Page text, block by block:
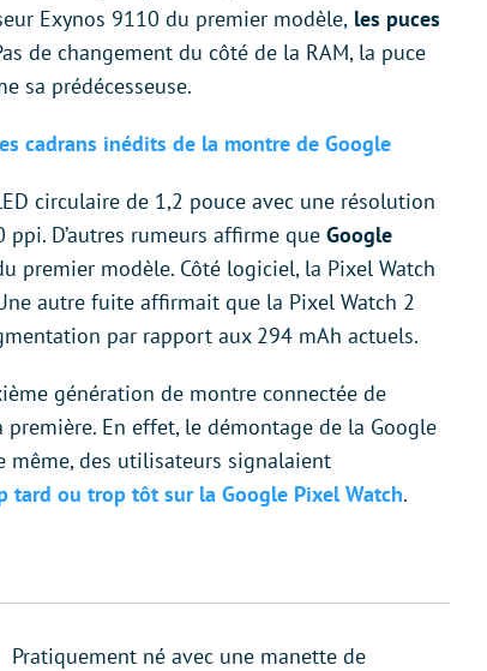
Exynos 9110 du premier modèle, les puces
de changement du côté de la RAM, la puce
sa prédécesseuse.
cadrans inédits de la montre de Google
circulaire de 1,2 pouce avec une résolution
D’autres rumeurs affirme que Google
premier modèle. Côté logiciel, la Pixel Watch
autre fuite affirmait que la Pixel Watch 2
par rapport aux 294 mAh actuels.
génération de montre connectée de
En effet, le démontage de la Google
même, des utilisateurs signalaient
tard ou trop tôt sur la Google Pixel Watch.
Pratiquement né avec une manette de